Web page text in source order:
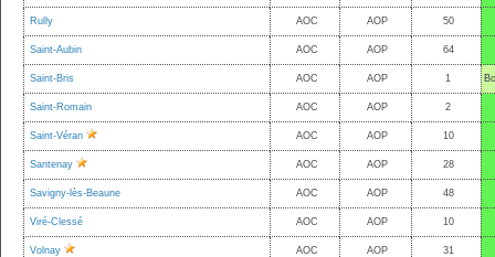
Rully
AOC AOP 50
Saint-Aubin
AOC AOP 64
Saint-Bris
AOC AOP 1
Saint-Romain AOC AOP 2
Saint-Véran
AOC AOP 10
Santenay
AOC AOP 28
Savigny-lès-Beaune
AOC AOP 48
Viré-Clessé
AOC AOP 10
Volnay
AOC AOP 31